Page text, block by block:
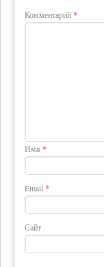
Комментарий*
Имя *
Email *
Сайт